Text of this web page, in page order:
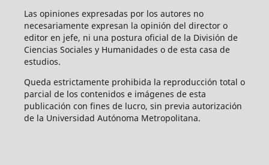
Las opiniones expresadas por los autores no
necesariamente expresan la opinión del director o
editor en jefe, ni una postura oficial de la División de
Ciencias Sociales y Humanidades o de esta casa de
estudios.
Queda estrictamente prohibida la reproducción total o
parcial de los contenidos e imágenes de esta
publicación con fines de lucro, sin previa autorización
de la Universidad Autónoma Metropolitana.